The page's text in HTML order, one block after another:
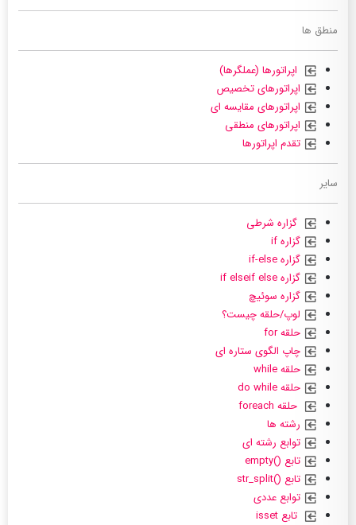
منطق ها
اپراتورها (عملگرها)
اپراتورهای تخصیص
اپراتورهای مقایسه ای
اپراتورهای منطقی
تقدم اپراتورها
سایر
گزاره شرطی
گزاره if
گزاره if-else
گزاره if elseif else
گزاره سوئیچ
لوپ/حلقه چیست؟
حلقه for
چاپ الگوی ستاره ای
حلقه while
حلقه do while
حلقه foreach
رشته ها
توابع رشته ای
تابع ()empty
تابع ()str_split
توابع عددی
تابع isset